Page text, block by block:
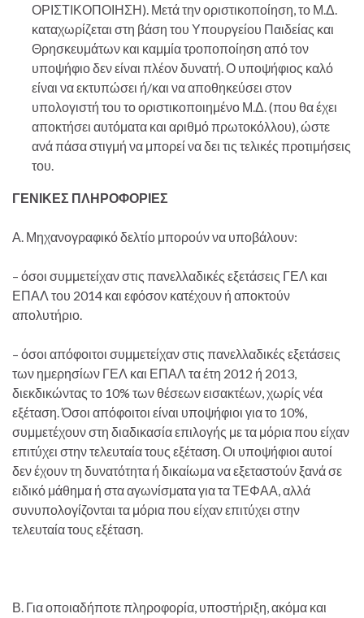
ΟΡΙΣΤΙΚΟΠΟΙΗΣΗ). Μετά την οριστικοποίηση, το Μ.Δ.
καταχωρίζεται στη βάση του Υπουργείου Παιδείας και
Θρησκευμάτων και καμμία τροποποίηση από τον
υποψήφιο δεν είναι πλέον δυνατή. Ο υποψήφιος καλό
είναι να εκτυπώσει ή/και να αποθηκεύσει στον
υπολογιστή του το οριστικοποιημένο Μ.Δ. (που θα έχει
αποκτήσει αυτόματα και αριθμό πρωτοκόλλου), ώστε
ανά πάσα στιγμή να μπορεί να δει τις τελικές προτιμήσεις
του.
ΓΕΝΙΚΕΣ ΠΛΗΡΟΦΟΡΙΕΣ
Α. Μηχανογραφικό δελτίο μπορούν να υποβάλουν:
– όσοι συμμετείχαν στις πανελλαδικές εξετάσεις ΓΕΛ και
ΕΠΑΛ του 2014 και εφόσον κατέχουν ή αποκτούν
απολυτήριο.
– όσοι απόφοιτοι συμμετείχαν στις πανελλαδικές εξετάσεις
των ημερησίων ΓΕΛ και ΕΠΑΛ τα έτη 2012 ή 2013,
διεκδικώντας το 10% των θέσεων εισακτέων, χωρίς νέα
εξέταση. Όσοι απόφοιτοι είναι υποψήφιοι για το 10%,
συμμετέχουν στη διαδικασία επιλογής με τα μόρια που είχαν
επιτύχει στην τελευταία τους εξέταση. Οι υποψήφιοι αυτοί
δεν έχουν τη δυνατότητα ή δικαίωμα να εξεταστούν ξανά σε
ειδικό μάθημα ή στα αγωνίσματα για τα ΤΕΦΑΑ, αλλά
συνυπολογίζονται τα μόρια που είχαν επιτύχει στην
τελευταία τους εξέταση.
Β. Για οποιαδήποτε πληροφορία, υποστήριξη, ακόμα και